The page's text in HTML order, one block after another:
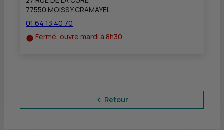
77550 MOISSY CRAMAYEL
01 64 13 40 70
Fermé, ouvre mardi à 8h30
Retour